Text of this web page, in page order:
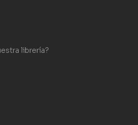
librería?